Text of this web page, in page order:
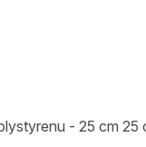
- 25 cm 25